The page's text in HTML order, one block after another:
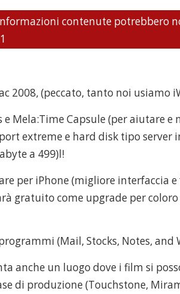
contenute potrebbero
2008, (peccato, tanto noi usiamo
e Mela:Time Capsule (per aiutare e
extreme e hard disk tipo server
a 499)l!
per iPhone (migliore interfaccia
gratuito come upgrade per coloro
(Mail, Stocks, Notes, and
anche un luogo dove i film si
di produzione (Touchstone,